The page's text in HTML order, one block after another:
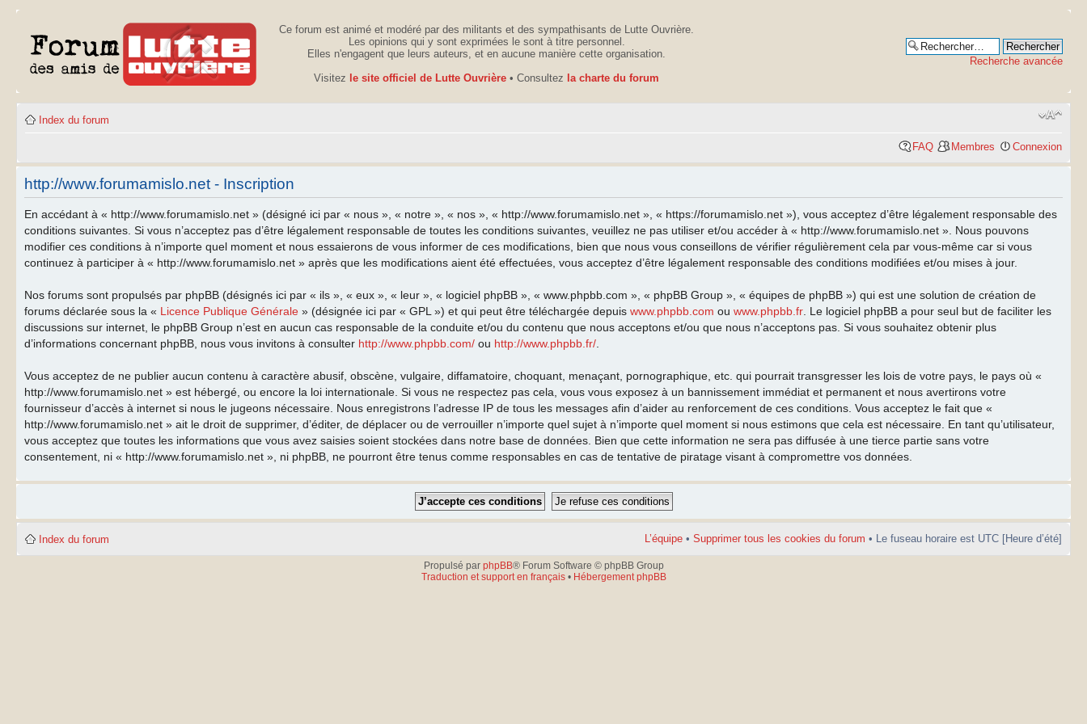
Ce forum est animé et modéré par des militants et des sympathisants de Lutte Ouvrière.
Les opinions qui y sont exprimées le sont à titre personnel.
Elles n'engagent que leurs auteurs, et en aucune manière cette organisation.
Visitez le site officiel de Lutte Ouvrière • Consultez la charte du forum
Recherche avancée
Index du forum
FAQ Membres Connexion
http://www.forumamislo.net - Inscription
En accédant à « http://www.forumamislo.net » (désigné ici par « nous », « notre », « nos », « http://www.forumamislo.net », « https://forumamislo.net »), vous acceptez d’être légalement responsable des
conditions suivantes. Si vous n’acceptez pas d’être légalement responsable de toutes les conditions suivantes, veuillez ne pas utiliser et/ou accéder à « http://www.forumamislo.net ». Nous pouvons
modifier ces conditions à n’importe quel moment et nous essaierons de vous informer de ces modifications, bien que nous vous conseillons de vérifier régulièrement cela par vous-même car si vous
continuez à participer à « http://www.forumamislo.net » après que les modifications aient été effectuées, vous acceptez d’être légalement responsable des conditions modifiées et/ou mises à jour.
Nos forums sont propulsés par phpBB (désignés ici par « ils », « eux », « leur », « logiciel phpBB », « www.phpbb.com », « phpBB Group », « équipes de phpBB ») qui est une solution de création de
forums déclarée sous la « Licence Publique Générale » (désignée ici par « GPL ») et qui peut être téléchargée depuis www.phpbb.com ou www.phpbb.fr . Le logiciel phpBB a pour seul but de faciliter les
discussions sur internet, le phpBB Group n’est en aucun cas responsable de la conduite et/ou du contenu que nous acceptons et/ou que nous n’acceptons pas. Si vous souhaitez obtenir plus
d’informations concernant phpBB, nous vous invitons à consulter http://www.phpbb.com/ ou http://www.phpbb.fr/
Vous acceptez de ne publier aucun contenu à caractère abusif, obscène, vulgaire, diffamatoire, choquant, menaçant, pornographique, etc. qui pourrait transgresser les lois de votre pays, le pays où «
http://www.forumamislo.net » est hébergé, ou encore la loi internationale. Si vous ne respectez pas cela, vous vous exposez à un bannissement immédiat et permanent et nous avertirons votre
fournisseur d’accès à internet si nous le jugeons nécessaire. Nous enregistrons l’adresse IP de tous les messages afin d’aider au renforcement de ces conditions. Vous acceptez le fait que «
http://www.forumamislo.net » ait le droit de supprimer, d’éditer, de déplacer ou de verrouiller n’importe quel sujet à n’importe quel moment si nous estimons que cela est nécessaire. En tant qu’utilisateur,
vous acceptez que toutes les informations que vous avez saisies soient stockées dans notre base de données. Bien que cette information ne sera pas diffusée à une tierce partie sans votre
consentement, ni « http://www.forumamislo.net », ni phpBB, ne pourront être tenus comme responsables en cas de tentative de piratage visant à compromettre vos données.
Index du forum L’équipe • Supprimer tous les cookies du forum • Le fuseau horaire est UTC [Heure d’été]
Propulsé par phpBB® Forum Software © phpBB Group
Traduction et support en français• Hébergement phpBB